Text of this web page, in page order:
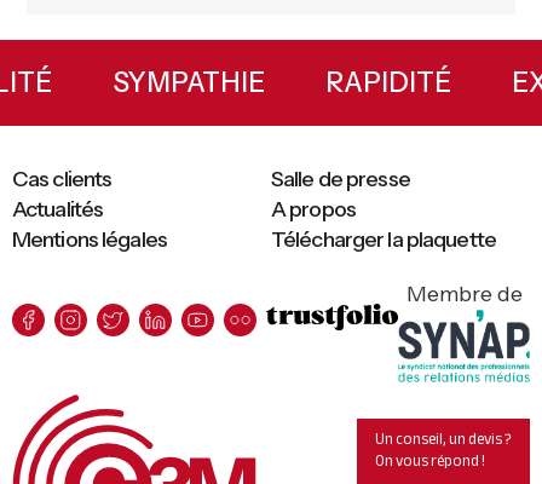
Primary
SidebarSYMPATHIE RAPIDITÉ
Mentions légales Télécharger la plaquette
Cas clients
Salle de presse
Actualités
A propos
Membre de
Un conseil, un devis ?
On vous répond !